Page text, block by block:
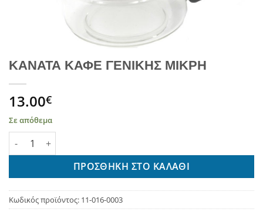
ΚΑΝΑΤΑ ΚΑΦΕ ΓΕΝΙΚΗΣ ΜΙΚΡΗ
13.00€
Σε απόθεμα
ΚΑΝΑΤΑ ΚΑΦΕ ΓΕΝΙΚΗΣ ΜΙΚΡΗ ποσότητα
ΠΡΟΣΘΉΚΗ ΣΤΟ ΚΑΛΆΘΙ
Κωδικός προϊόντος: 11-016-0003